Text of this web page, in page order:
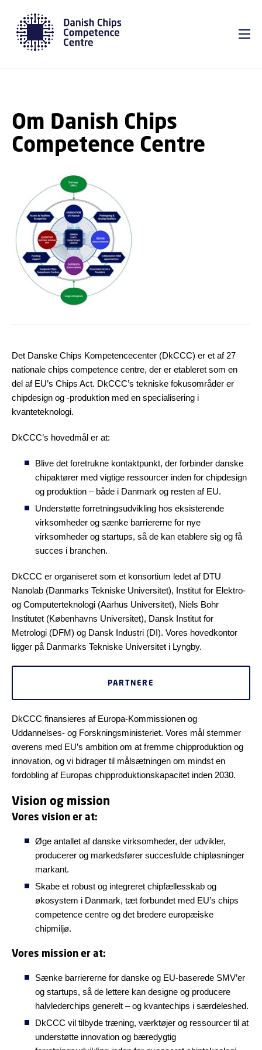
Om Danish Chips
Competence Centre
Det Danske Chips Kompetencecenter (DkCCC) er et af 27
nationale chips competence centre, der er etableret som en
del af EU’s Chips Act. DkCCC’s tekniske fokusområder er
chipdesign og -produktion med en specialisering i
kvanteteknologi.
DkCCC’s hovedmål er at:
Blive det foretrukne kontaktpunkt, der forbinder danske
chipaktører med vigtige ressourcer inden for chipdesign
og produktion – både i Danmark og resten af EU.
Understøtte forretningsudvikling hos eksisterende
virksomheder og sænke barriererne for nye
virksomheder og startups, så de kan etablere sig og få
succes i branchen.
DkCCC er organiseret som et konsortium ledet af DTU
Nanolab (Danmarks Tekniske Universitet), Institut for Elektro-
og Computerteknologi (Aarhus Universitet), Niels Bohr
Institutet (Københavns Universitet), Dansk Institut for
Metrologi (DFM) og Dansk Industri (DI). Vores hovedkontor
ligger på Danmarks Tekniske Universitet i Lyngby.
PARTNERE
DkCCC finansieres af Europa-Kommissionen og
Uddannelses- og Forskningsministeriet. Vores mål stemmer
overens med EU’s ambition om at fremme chipproduktion og
innovation, og vi bidrager til målsætningen om mindst en
fordobling af Europas chipproduktionskapacitet inden 2030.
Vision og mission
Vores vision er at:
Øge antallet af danske virksomheder, der udvikler,
producerer og markedsfører succesfulde chipløsninger
markant.
Skabe et robust og integreret chipfællesskab og
økosystem i Danmark, tæt forbundet med EU’s chips
competence centre og det bredere europæiske
chipmiljø.
Vores mission er at:
Sænke barriererne for danske og EU-baserede SMV’er
og startups, så de lettere kan designe og producere
halvlederchips generelt – og kvantechips i særdeleshed.
DkCCC vil tilbyde træning, værktøjer og ressourcer til at
understøtte innovation og bæredygtig